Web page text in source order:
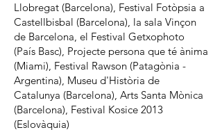
Llobregat (Barcelona), Festival Fotòpsia a
Castellbisbal (Barcelona), la sala Vinçon
de Barcelona, el Festival Getxophoto
(País Basc), Projecte persona que té ànima
(Miami), Festival Rawson (Patagònia -
Argentina), Museu d'Història de
Catalunya (Barcelona), Arts Santa Mònica
(Barcelona), Festival Kosice 2013
(Eslovàquia)